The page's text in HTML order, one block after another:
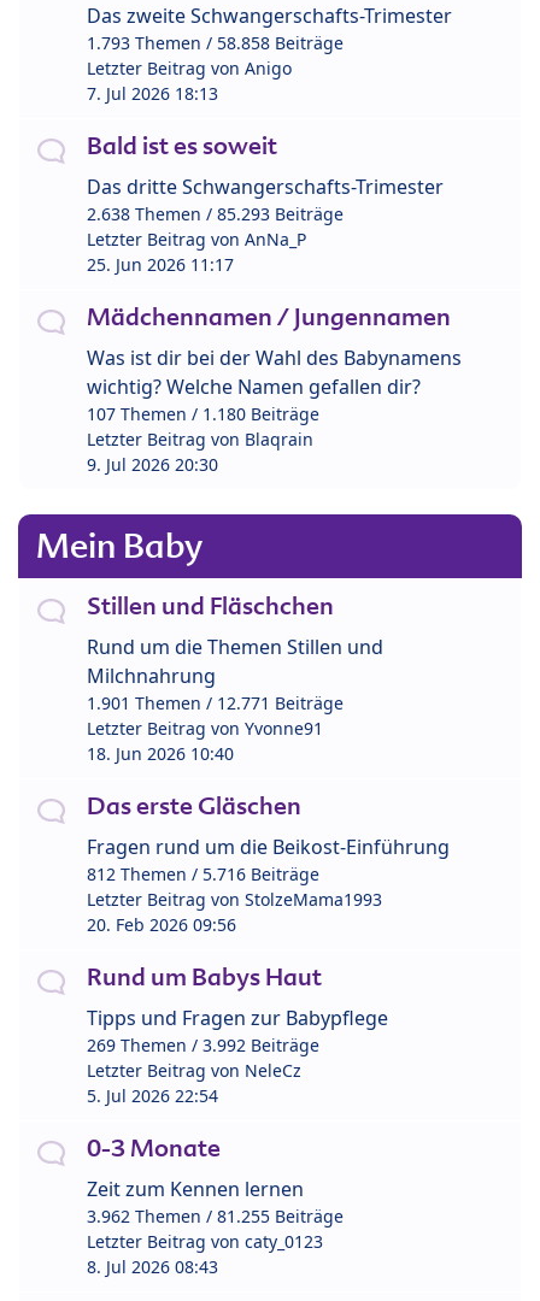
Das zweite Schwangerschafts-Trimester
1.793 Themen / 58.858 Beiträge
Letzter Beitrag von Anigo
7. Jul 2026 18:13
Bald ist es soweit
Das dritte Schwangerschafts-Trimester
2.638 Themen / 85.293 Beiträge
Letzter Beitrag von AnNa_P
25. Jun 2026 11:17
Mädchennamen / Jungennamen
Was ist dir bei der Wahl des Babynamens
wichtig? Welche Namen gefallen dir?
107 Themen / 1.180 Beiträge
Letzter Beitrag von Blaqrain
9. Jul 2026 20:30
Mein Baby
Stillen und Fläschchen
Rund um die Themen Stillen und
Milchnahrung
1.901 Themen / 12.771 Beiträge
Letzter Beitrag von Yvonne91
18. Jun 2026 10:40
Das erste Gläschen
Fragen rund um die Beikost-Einführung
812 Themen / 5.716 Beiträge
Letzter Beitrag von StolzeMama1993
20. Feb 2026 09:56
Rund um Babys Haut
Tipps und Fragen zur Babypflege
269 Themen / 3.992 Beiträge
Letzter Beitrag von NeleCz
5. Jul 2026 22:54
0-3 Monate
Zeit zum Kennen lernen
3.962 Themen / 81.255 Beiträge
Letzter Beitrag von caty_0123
8. Jul 2026 08:43